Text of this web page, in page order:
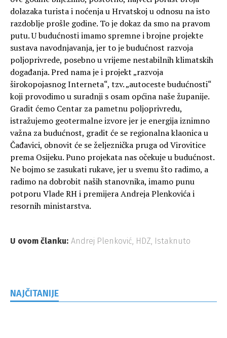
dolazaka turista i noćenja u Hrvatskoj u odnosu na isto
razdoblje prošle godine. To je dokaz da smo na pravom
putu. U budućnosti imamo spremne i brojne projekte
sustava navodnjavanja, jer to je budućnost razvoja
poljoprivrede, posebno u vrijeme nestabilnih klimatskih
događanja. Pred nama je i projekt „razvoja
širokopojasnog Interneta“, tzv. „autoceste budućnosti“
koji provodimo u suradnji s osam općina naše županije.
Gradit ćemo Centar za pametnu poljoprivredu,
istražujemo geotermalne izvore jer je energija iznimno
važna za budućnost, gradit će se regionalna klaonica u
Čađavici, obnovit će se željeznička pruga od Virovitice
prema Osijeku. Puno projekata nas očekuje u budućnost.
Ne bojmo se zasukati rukave, jer u svemu što radimo, a
radimo na dobrobit naših stanovnika, imamo punu
potporu Vlade RH i premijera Andreja Plenkovića i
resornih ministarstva.
U ovom članku: Andrej Plenković HDZ Istaknuto
NAJČITANIJE